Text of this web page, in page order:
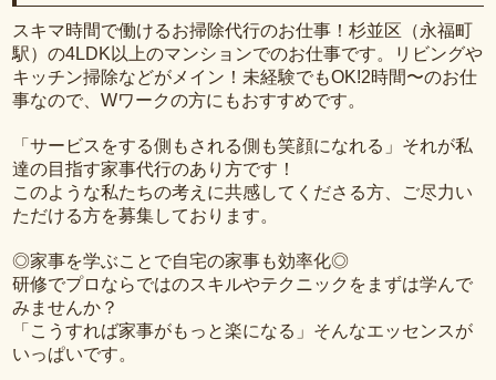
スキマ時間で働けるお掃除代行のお仕事！杉並区（永福町
駅）の4LDK以上のマンションでのお仕事です。リビングや
キッチン掃除などがメイン！未経験でもOK!2時間〜のお仕
事なので、Wワークの方にもおすすめです。
「サービスをする側もされる側も笑顔になれる」それが私
達の目指す家事代行のあり方です！
このような私たちの考えに共感してくださる方、ご尽力い
ただける方を募集しております。
◎家事を学ぶことで自宅の家事も効率化◎
研修でプロならではのスキルやテクニックをまずは学んで
みませんか？
「こうすれば家事がもっと楽になる」そんなエッセンスが
いっぱいです。